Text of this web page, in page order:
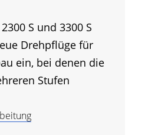
S und 3300 S
Drehpflüge für
ein, bei denen die
Stufen